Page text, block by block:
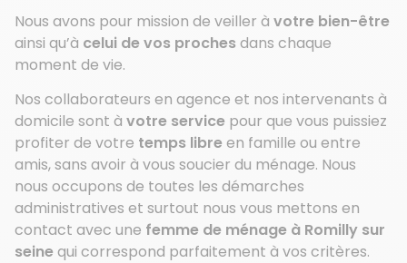
Nous avons pour mission de veiller à votre bien-être
ainsi qu’à celui de vos proches dans chaque
moment de vie.
Nos collaborateurs en agence et nos intervenants à
domicile sont à votre service pour que vous puissiez
profiter de votre temps libre en famille ou entre
amis, sans avoir à vous soucier du ménage. Nous
nous occupons de toutes les démarches
administratives et surtout nous vous mettons en
contact avec une femme de ménage à Romilly sur
seine qui correspond parfaitement à vos critères.